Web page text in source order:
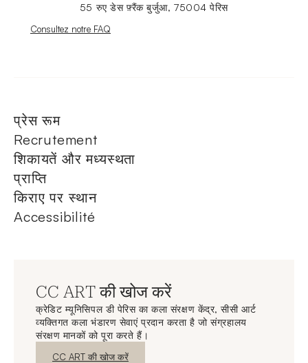
55 रुए डेस फ़्रैंक बुर्जुआ, 75004 पेरिस
Nouvelle fenêtre
Consultez notre FAQ
प्रेस रूम
Recrutement
शिकायतें और मध्यस्थता
प्राप्ति
किराए पर स्थान
Accessibilité
CC ART की खोज करें
क्रेडिट म्यूनिसिपल डी पेरिस का कला संरक्षण केंद्र, सीसी आर्ट
व्यक्तिगत कला भंडारण सेवाएं प्रदान करता है जो संग्रहालय
संरक्षण मानकों को पूरा करते हैं।
नई विंडो
CC ART की खोज करें